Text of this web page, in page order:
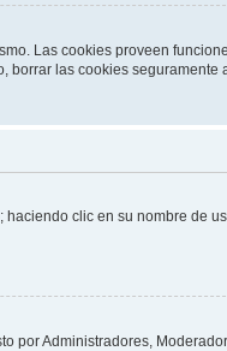
Las cookies proveen
las cookies seguramente
clic en su nombre de
por Administradores,